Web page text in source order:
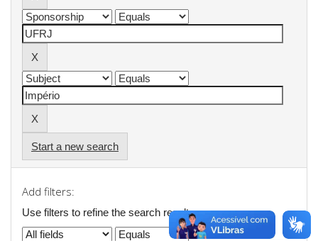
Start a new search
Add filters:
Use filters to refine the search results.